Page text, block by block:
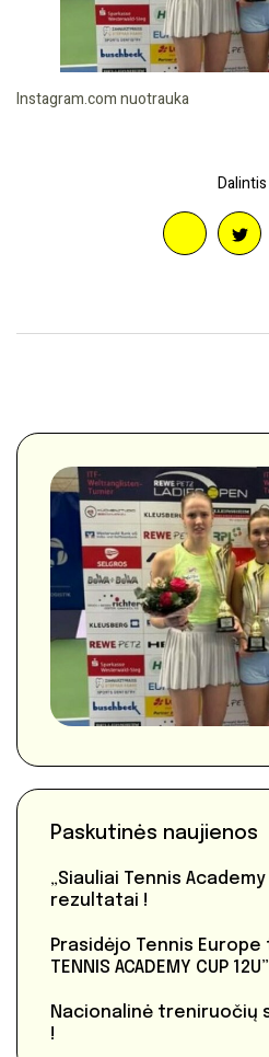
Instagram.com nuotrauka
Dalintis
Paskutinės naujienos
„Siauliai Tennis
rezultatai !
Prasidėjo Tennis Europe
TENNIS ACADEMY CUP
Nacionalinė treniruočių
!